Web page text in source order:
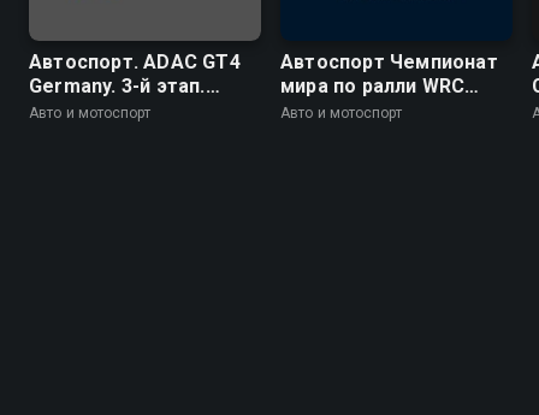
Автоспорт. ADAC GT4
Germany. 3-й этап.
Ошерслебен. Гонка 1
Авто и мотоспорт
Автоспорт Чемпионат
мира по ралли WRC
2026. 10 этап. Ралли
Авто и мотоспорт